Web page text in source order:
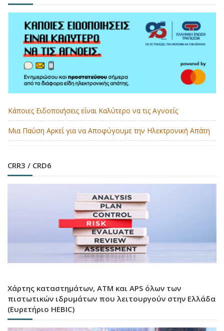
Κάποιες Ειδοποιήσεις είναι Καλύτερο να τις Αγνοείς
Μια Παύση Αρκεί για να Αποφύγουμε την Ηλεκτρονική Απάτη
CRR3 / CRD6
Χάρτης καταστημάτων, ATM και APS όλων των
πιστωτικών ιδρυμάτων που λειτουργούν στην Ελλάδα
(Ευρετήριο HEBIC)